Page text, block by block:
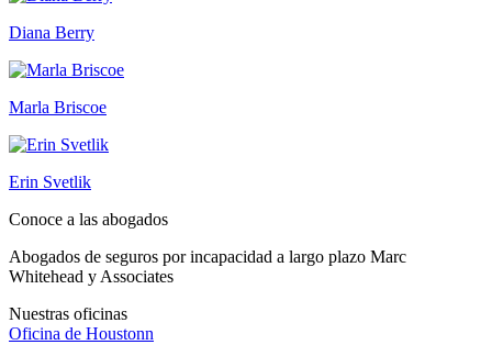
Diana Berry
Marla Briscoe
Erin Svetlik
Conoce a las abogados
Abogados de seguros por incapacidad a largo plazo Marc
Whitehead y Associates
Nuestras oficinas
Oficina de Houstonn